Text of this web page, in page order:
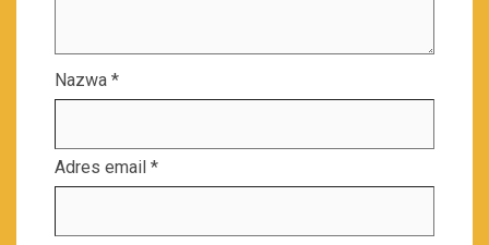
Nazwa *
Adres email *